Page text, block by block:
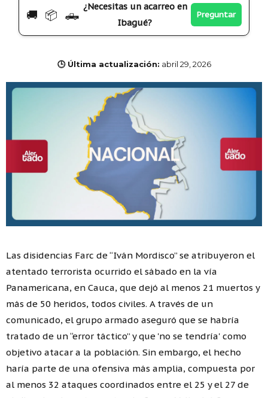
🚚 📦 🛻
¿Necesitas un acarreo en
Ibagué?
Preguntar
🕒 Última actualización: abril 29, 2026
Las disidencias Farc de “Iván Mordisco” se atribuyeron el
atentado terrorista ocurrido el sábado en la vía
Panamericana, en Cauca, que dejó al menos 21 muertos y
más de 50 heridos, todos civiles. A través de un
comunicado, el grupo armado aseguró que se habría
tratado de un “error táctico” y que 'no se tendría' como
objetivo atacar a la población. Sin embargo, el hecho
haría parte de una ofensiva más amplia, compuesta por
al menos 32 ataques coordinados entre el 25 y el 27 de